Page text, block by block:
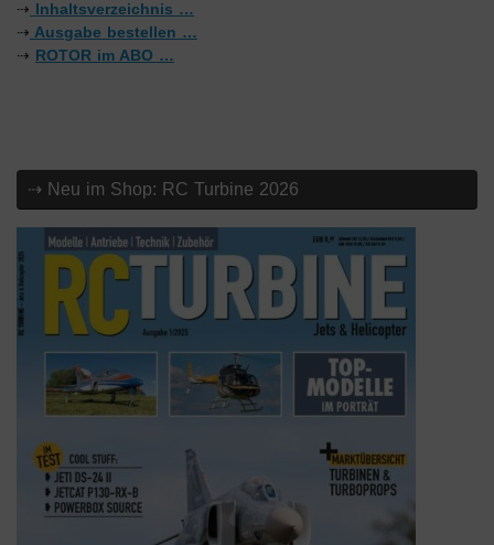
⇢ Inhaltsverzeichnis …
⇢ Ausgabe bestellen …
⇢ ROTOR im ABO …
⇢ Neu im Shop: RC Turbine 2026